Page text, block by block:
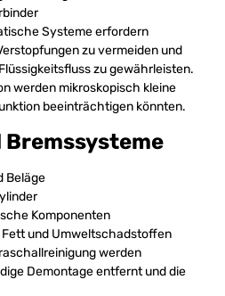
Systeme erfordern
zu vermeiden und
zu gewährleisten.
werden mikroskopisch kleine
beeinträchtigen könnten.
Beläge
Komponenten
und Umweltschadstoffen
werden
Demontage entfernt und die